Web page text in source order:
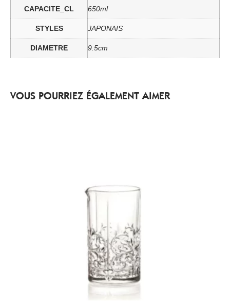
CAPACITE_CL 650ml
STYLES JAPONAIS
DIAMETRE 9.5cm
VOUS POURRIEZ ÉGALEMENT AIMER